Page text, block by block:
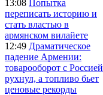
13:08 Попытка
переписать историю и
стать властью в
армянском вилайете
12:49 Драматическое
падение Армении:
товарооборот с Россией
рухнул, а топливо бьет
ценовые рекорды